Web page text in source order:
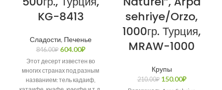
KG-8413
Сладости, Печенье
846.00₽ 604.00₽
Этот десерт известен во
многих странах под разным
названием: тель кадаиф,
sehriye/Orzo,
1000гр. Турция,
MRAW-1000
Крупы
210.00₽ 150.00₽